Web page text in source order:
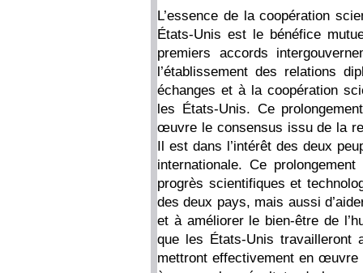
L’essence de la coopération
États-Unis est le bénéfice
premiers accords
l’établissement des relations
échanges et à la coopération
les États-Unis. Ce
œuvre le consensus issu de la
Il est dans l’intérêt des deux
internationale. Ce
progrès scientifiques et
des deux pays, mais aussi
et à améliorer le bien-être de
que les États-Unis travailleront
mettront effectivement en œuvre